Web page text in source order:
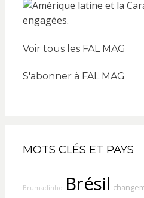
Voir tous les FAL MAG
S'abonner à FAL MAG
MOTS CLÉS ET PAYS
Brumadinho Brésil